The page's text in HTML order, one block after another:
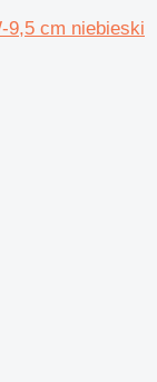
9,5 cm niebieski